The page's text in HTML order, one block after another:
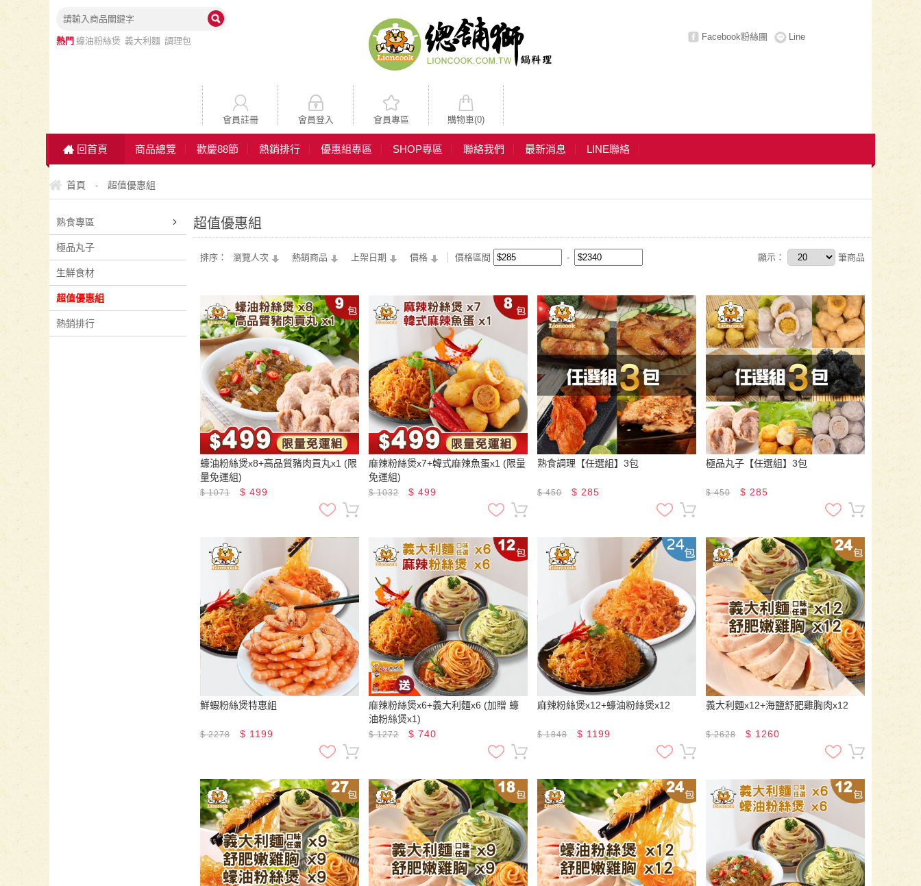
Facebook粉絲團 Line
熱門 蠔油粉絲煲 義大利麵 調理包
會員註冊 會員登入 會員專區 購物車(0)
回首頁 商品總覽 歡慶88節 熱銷排行 優惠組專區 SHOP專區 聯絡我們 最新消息 LINE聯絡
首頁 - 超值優惠組
熟食專區
極品丸子
生鮮食材
超值優惠組
熱銷排行
超值優惠組
排序： 瀏覽人次 熱銷商品 上架日期 價格 價格區間 顯示： 筆商品
蠔油粉絲煲x8+高品質豬肉貢丸x1 (限
量免運組)
$1071 $ 499
麻辣粉絲煲x7+韓式麻辣魚蛋x1 (限量
免運組)
$1032 $ 499
熟食調理【任選組】3包
$450 $ 285
極品丸子【任選組】3包
$450 $ 285
鮮蝦粉絲煲特惠組
$2278 $ 1199
麻辣粉絲煲x6+義大利麵x6 (加贈 蠔
油粉絲煲x1)
$1272 $ 740
麻辣粉絲煲x12+蠔油粉絲煲x12
$1848 $ 1199
義大利麵x12+海鹽舒肥雞胸肉x12
$2628 $ 1260